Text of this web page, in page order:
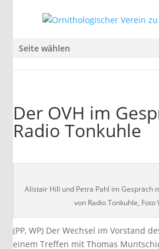
Seite wählen
Der OVH im
Radio Tonkuhle
Alistair Hill und Petra Pahl im Gespräch
von Radio Tonkuhle, Foto
(PP, WP) Der Wechsel im Vorstand
einem Treffen mit Thomas